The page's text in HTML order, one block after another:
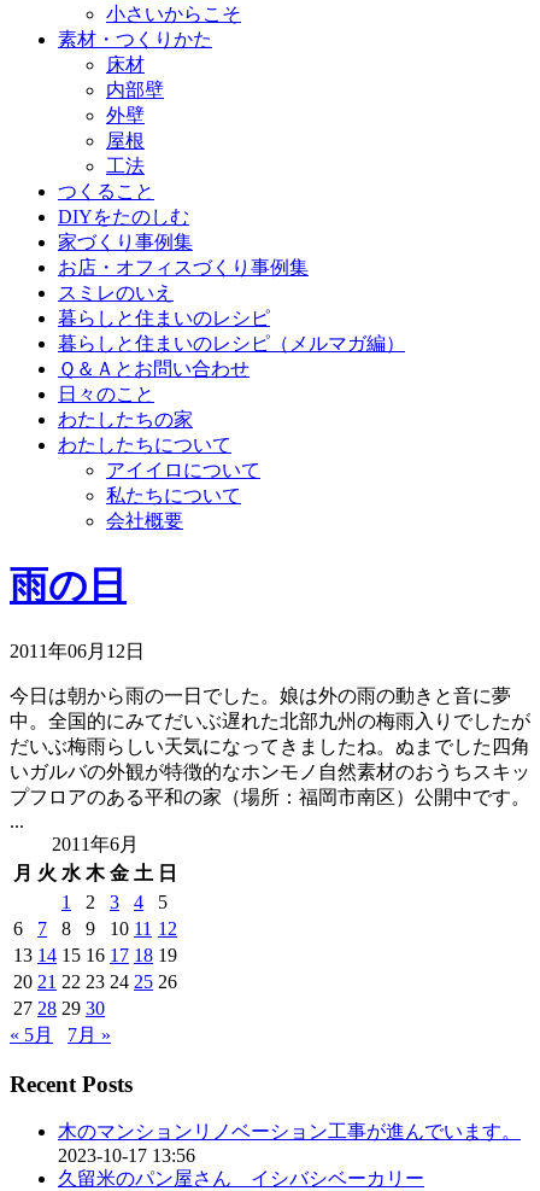
小さいからこそ
素材・つくりかた
床材
内部壁
外壁
屋根
工法
つくること
DIYをたのしむ
家づくり事例集
お店・オフィスづくり事例集
スミレのいえ
暮らしと住まいのレシピ
暮らしと住まいのレシピ（メルマガ編）
Ｑ＆Ａとお問い合わせ
日々のこと
わたしたちの家
わたしたちについて
アイイロについて
私たちについて
会社概要
雨の日
2011年06月12日
今日は朝から雨の一日でした。娘は外の雨の動きと音に夢
中。全国的にみてだいぶ遅れた北部九州の梅雨入りでしたが
だいぶ梅雨らしい天気になってきましたね。ぬまでした四角
いガルバの外観が特徴的なホンモノ自然素材のおうちスキッ
プフロアのある平和の家（場所：福岡市南区）公開中です。
...
2011年6月
月 火 水 木 金 土 日
1
2 3 4
5
6
7 8 9 10 11 12
13 14 15 16 17 18 19
20 21 22 23 24 25 26
27 28 29 30
« 5月
7月 »
Recent Posts
木のマンションリノベーション工事が進んでいます。
2023-10-17 13:56
久留米のパン屋さん イシバシベーカリー